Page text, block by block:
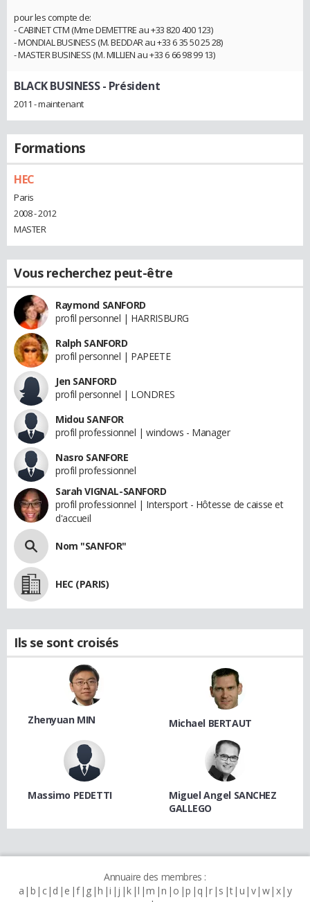
pour les compte de:
- CABINET CTM (Mme DEMETTRE au +33 820 400 123)
- MONDIAL BUSINESS (M. BEDDAR au +33 6 35 50 25 28)
- MASTER BUSINESS (M. MILLIEN au +33 6 66 98 99 13)
BLACK BUSINESS- Président
2011 - maintenant
Formations
HEC
Paris
2008 - 2012
MASTER
Vous recherchez peut-être
Raymond SANFORD
profil personnel | HARRISBURG
Ralph SANFORD
profil personnel | PAPEETE
Jen SANFORD
profil personnel | LONDRES
Midou SANFOR
profil professionnel | windows - Manager
Nasro SANFORE
profil professionnel
Sarah VIGNAL-SANFORD
profil professionnel | Intersport - Hôtesse de caisse et
d'accueil
Nom "SANFOR"
HEC (PARIS)
Ils se sont croisés
Zhenyuan MIN Michael BERTAUT
Massimo PEDETTI
Miguel Angel SANCHEZ
GALLEGO
Annuaire des membres :
a b c d e f g h i j k l m n o p q r s t u v w x y